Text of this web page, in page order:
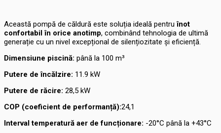
Această pompă de căldură este soluția ideală pentruînot
confortabil în orice anotimp, combinând tehnologia de ultimă
generație cu un nivel excepțional de silențiozitate și eficiență.
Dimensiune piscină: până la 100 m³
Putere de încălzire: 11.9 kW
Putere de răcire: 28,5 kW
COP (coeficient de performanță):24,1
Interval temperatură aer de funcționare: -20°C până la +43°C